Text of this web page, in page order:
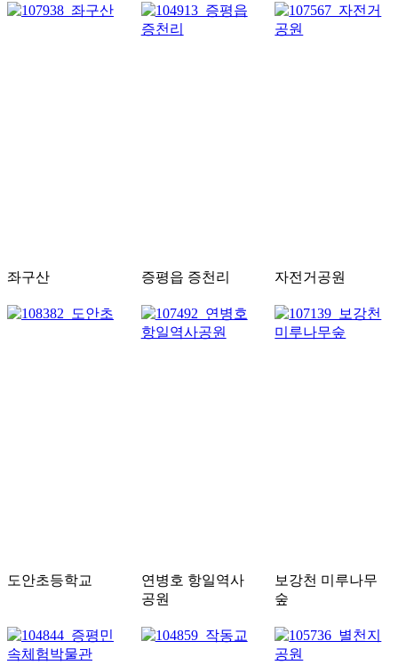
좌구산 증평읍 증천리 자전거공원
도안초등학교
연병호 항일역사
공원
보강천 미루나무
숲